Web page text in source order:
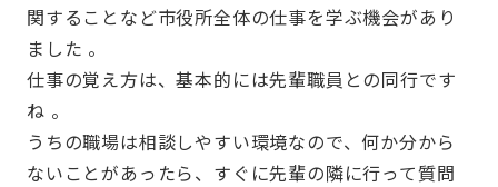
関することなど市役所全体の仕事を学ぶ機会があり
ました 。
仕事の覚え方は、基本的には先輩職員との同行です
ね 。
うちの職場は相談しやすい環境なので、何か分から
ないことがあったら、すぐに先輩の隣に行って質問